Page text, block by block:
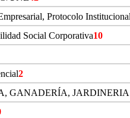
Protocolo
Social Corporativa10
2
GANADERÍA,